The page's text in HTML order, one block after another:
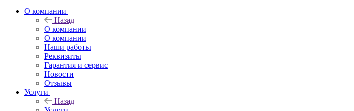
O компании
Назад
O компании
О компании
Наши работы
Реквизиты
Гарантия и сервис
Новости
Отзывы
Услуги
Назад